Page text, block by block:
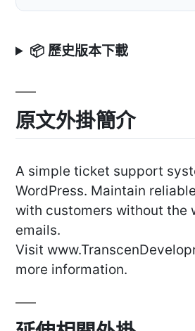
📦 歷史版本下載
原文外掛簡介
A simple ticket support
WordPress. Maintain
with customers without the
emails.
Visit
more information.